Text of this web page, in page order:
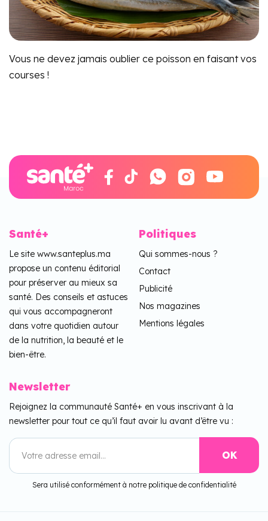
Vous ne devez jamais oublier ce poisson en faisant vos
courses !
Santé+
Le site www.santeplus.ma
propose un contenu éditorial
pour préserver au mieux sa
santé. Des conseils et astuces
qui vous accompagneront
dans votre quotidien autour
de la nutrition, la beauté et le
bien-être.
Politiques
Qui sommes-nous ?
Contact
Publicité
Nos magazines
Mentions légales
Newsletter
Rejoignez la communauté Santé+ en vous inscrivant à la
newsletter pour tout ce qu’il faut avoir lu avant d’être vu :
Sera utilisé conformément à notre politique de confidentialité